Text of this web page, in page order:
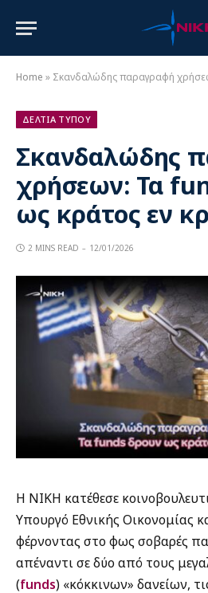
Home » Σκανδαλώδης παραγραφή χρήσεων: Τα
ΔΕΛΤΙΑ ΤΥΠΟΥ
Σκανδαλώδης
χρήσεων: Τα
ως κράτος εν
2 MINS READ 12/01/2026
Η ΝΙΚΗ κατέθεσε
Υπουργό Εθνικής Οικονομίας
φέρνοντας στο φως σοβαρές
απέναντι σε δύο από τους
(funds) «κόκκινων» δανείων,